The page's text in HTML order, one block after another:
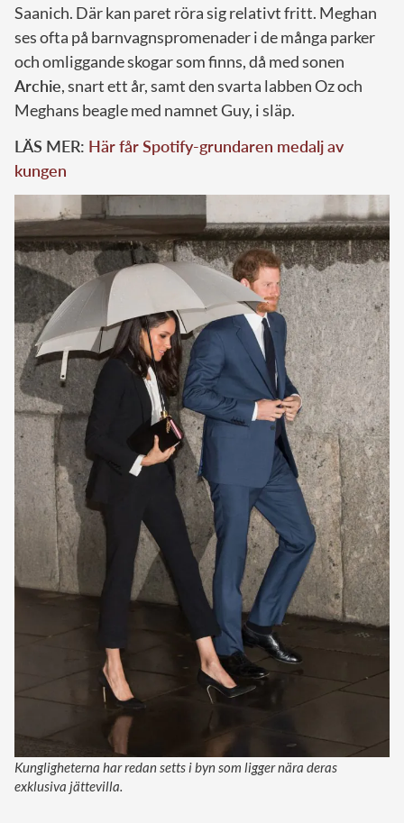
Saanich. Där kan paret röra sig relativt fritt. Meghan
ses ofta på barnvagnspromenader i de många parker
och omliggande skogar som finns, då med sonen
Archie, snart ett år, samt den svarta labben Oz och
Meghans beagle med namnet Guy, i släp.
LÄS MER: Här får Spotify-grundaren medalj av
kungen
Kungligheterna har redan setts i byn som ligger nära deras
exklusiva jättevilla.